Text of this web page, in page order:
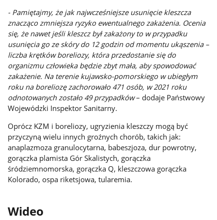
- Pamiętajmy, że jak najwcześniejsze usunięcie kleszcza
znacząco zmniejsza ryzyko ewentualnego zakażenia. Ocenia
się, że nawet jeśli kleszcz był zakażony to w przypadku
usunięcia go ze skóry do 12 godzin od momentu ukąszenia –
liczba krętków boreliozy, która przedostanie się do
organizmu człowieka będzie zbyt mała, aby spowodować
zakażenie. Na terenie kujawsko-pomorskiego w ubiegłym
roku na boreliozę zachorowało 471 osób, w 2021 roku
odnotowanych zostało 49 przypadków– dodaje Państwowy
Wojewódzki Inspektor Sanitarny.
Oprócz KZM i boreliozy, ugryzienia kleszczy mogą być
przyczyną wielu innych groźnych chorób, takich jak:
anaplazmoza granulocytarna, babeszjoza, dur powrotny,
gorączka plamista Gór Skalistych, gorączka
śródziemnomorska, gorączka Q, kleszczowa gorączka
Kolorado, ospa riketsjowa, tularemia.
Wideo